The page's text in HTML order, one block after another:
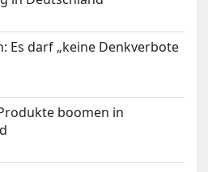
Es darf „keine Denkverbote
boomen in